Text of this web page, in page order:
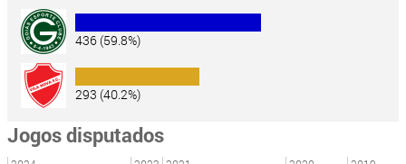
436 (59.8%)
293 (40.2%)
Jogos disputados